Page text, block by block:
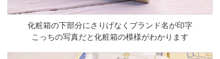
化粧箱の下部分にさりげなくブランド名が印字
こっちの写真だと化粧箱の模様がわかります